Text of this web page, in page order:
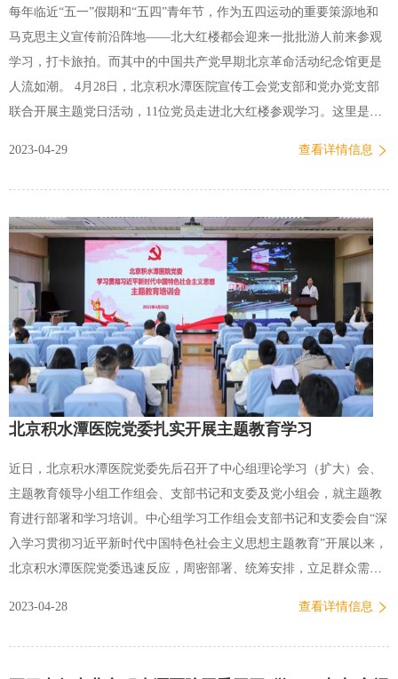
每年临近“五一”假期和“五四”青年节，作为五四运动的重要策源地和
马克思主义宣传前沿阵地——北大红楼都会迎来一批批游人前来参观
学习，打卡旅拍。而其中的中国共产党早期北京革命活动纪念馆更是
人流如潮。 4月28日，北京积水潭医院宣传工会党支部和党办党支部
联合开展主题党日活动，11位党员走进北大红楼参观学习。这里是中
迹。进入红楼，大家立刻被其历史的厚重感和沧桑感所震撼。全体党
了中国救亡图存之路，大家先后来到五四游行筹备室、李大钊图书馆
主任室等地。面对一件件珍贵文物、一张张历史图片、一份份文献资
料，不时驻足凝视，感受新文化运动、五四运动那段激荡风云。在这
里，李大钊创建了中国第一个马克思主义研究小组；在这里，青年学
子们发出了“国土不可断送，人民不可低头”的呼喊；在这里，五四精
神成为激励中国人民奋勇前进的精神力量。参观学习通过这次参…
2023-04-29 查看详情信息
北京积水潭医院党委扎实开展主题教育学习
近日，北京积水潭医院党委先后召开了中心组理论学习（扩大）会、
主题教育领导小组工作组会、支部书记和支委及党小组会，就主题教
育进行部署和学习培训。中心组学习工作组会支部书记和支委会自“深
入学习贯彻习近平新时代中国特色社会主义思想主题教育”开展以来，
北京积水潭医院党委迅速反应，周密部署、统筹安排，立足群众需求
心组织。院党委制定了工作方案，成立了领导小组和工作小组，压实
2023-04-28 查看详情信息